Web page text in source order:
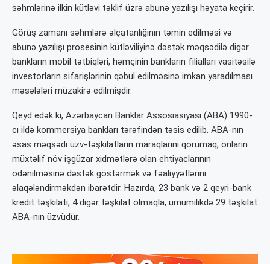
səhmlərinə ilkin kütləvi təklif üzrə abunə yazılışı həyata keçirir.
Görüş zamanı səhmlərə əlçatanlığının təmin edilməsi və
abunə yazılışı prosesinin kütləviliyinə dəstək məqsədilə digər
bankların mobil tətbiqləri, həmçinin bankların filialları vasitəsilə
investorların sifarişlərinin qəbul edilməsinə imkan yaradılması
məsələləri müzakirə edilmişdir.
Qeyd edək ki, Azərbaycan Banklar Assosiasiyası (ABA) 1990-
cı ildə kommersiya bankları tərəfindən təsis edilib. ABA-nın
əsas məqsədi üzv-təşkilatların maraqlarını qorumaq, onların
müxtəlif növ işgüzar xidmətlərə olan ehtiyaclarının
ödənilməsinə dəstək göstərmək və fəaliyyətlərini
əlaqələndirməkdən ibarətdir. Hazırda, 23 bank və 2 qeyri-bank
kredit təşkilatı, 4 digər təşkilat olmaqla, ümumilikdə 29 təşkilat
ABA-nın üzvüdür.